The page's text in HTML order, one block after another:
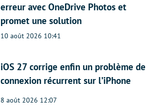
erreur avec OneDrive Photos et
promet une solution
10 août 2026 10:41
iOS 27 corrige enfin un problème de
connexion récurrent sur l’iPhone
8 août 2026 12:07